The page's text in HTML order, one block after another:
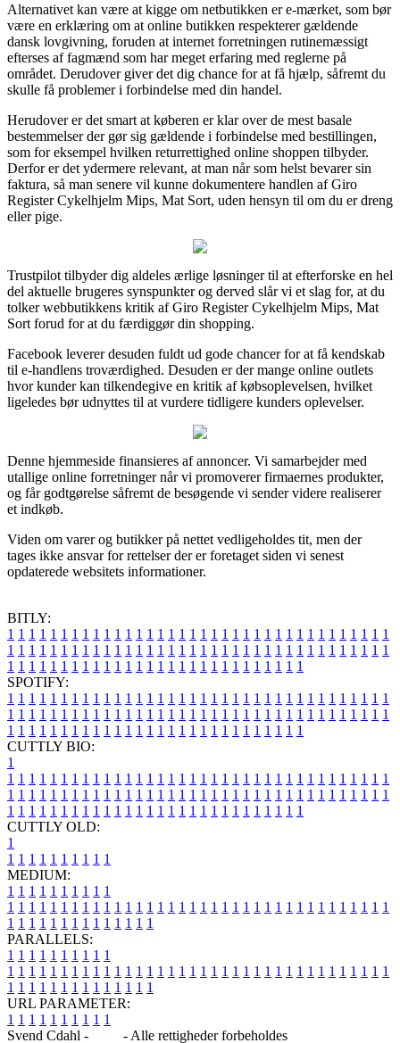
Alternativet kan være at kigge om netbutikken er e-mærket, som bør
være en erklæring om at online butikken respekterer gældende
dansk lovgivning, foruden at internet forretningen rutinemæssigt
efterses af fagmænd som har meget erfaring med reglerne på
området. Derudover giver det dig chance for at få hjælp, såfremt du
skulle få problemer i forbindelse med din handel.
Herudover er det smart at køberen er klar over de mest basale
bestemmelser der gør sig gældende i forbindelse med bestillingen,
som for eksempel hvilken returrettighed online shoppen tilbyder.
Derfor er det ydermere relevant, at man når som helst bevarer sin
faktura, så man senere vil kunne dokumentere handlen af Giro
Register Cykelhjelm Mips, Mat Sort, uden hensyn til om du er dreng
eller pige.
Trustpilot tilbyder dig aldeles ærlige løsninger til at efterforske en hel
del aktuelle brugeres synspunkter og derved slår vi et slag for, at du
tolker webbutikkens kritik af Giro Register Cykelhjelm Mips, Mat
Sort forud for at du færdiggør din shopping.
Facebook leverer desuden fuldt ud gode chancer for at få kendskab
til e-handlens troværdighed. Desuden er der mange online outlets
hvor kunder kan tilkendegive en kritik af købsoplevelsen, hvilket
ligeledes bør udnyttes til at vurdere tidligere kunders oplevelser.
Denne hjemmeside finansieres af annoncer. Vi samarbejder med
utallige online forretninger når vi promoverer firmaernes produkter,
og får godtgørelse såfremt de besøgende vi sender videre realiserer
et indkøb.
Viden om varer og butikker på nettet vedligeholdes tit, men der
tages ikke ansvar for rettelser der er foretaget siden vi senest
opdaterede websitets informationer.
BITLY:
1 1 1 1 1 1 1 1 1 1 1 1 1 1 1 1 1 1 1 1 1 1 1 1 1 1 1 1 1 1 1 1 1 1 1 1
1 1 1 1 1 1 1 1 1 1 1 1 1 1 1 1 1 1 1 1 1 1 1 1 1 1 1 1 1 1 1 1 1 1 1 1
1 1 1 1 1 1 1 1 1 1 1 1 1 1 1 1 1 1 1 1 1 1 1 1 1 1 1 1
SPOTIFY:
1 1 1 1 1 1 1 1 1 1 1 1 1 1 1 1 1 1 1 1 1 1 1 1 1 1 1 1 1 1 1 1 1 1 1 1
1 1 1 1 1 1 1 1 1 1 1 1 1 1 1 1 1 1 1 1 1 1 1 1 1 1 1 1 1 1 1 1 1 1 1 1
1 1 1 1 1 1 1 1 1 1 1 1 1 1 1 1 1 1 1 1 1 1 1 1 1 1 1 1
CUTTLY BIO:
1
1 1 1 1 1 1 1 1 1 1 1 1 1 1 1 1 1 1 1 1 1 1 1 1 1 1 1 1 1 1 1 1 1 1 1 1
1 1 1 1 1 1 1 1 1 1 1 1 1 1 1 1 1 1 1 1 1 1 1 1 1 1 1 1 1 1 1 1 1 1 1 1
1 1 1 1 1 1 1 1 1 1 1 1 1 1 1 1 1 1 1 1 1 1 1 1 1 1 1 1
CUTTLY OLD:
1
1 1 1 1 1 1 1 1 1 1
MEDIUM:
1 1 1 1 1 1 1 1 1 1
1 1 1 1 1 1 1 1 1 1 1 1 1 1 1 1 1 1 1 1 1 1 1 1 1 1 1 1 1 1 1 1 1 1 1 1
1 1 1 1 1 1 1 1 1 1 1 1 1 1
PARALLELS:
1 1 1 1 1 1 1 1 1 1
1 1 1 1 1 1 1 1 1 1 1 1 1 1 1 1 1 1 1 1 1 1 1 1 1 1 1 1 1 1 1 1 1 1 1 1
1 1 1 1 1 1 1 1 1 1 1 1 1 1
URL PARAMETER:
1 1 1 1 1 1 1 1 1 1
Svend Cdahl -
- Alle rettigheder forbeholdes